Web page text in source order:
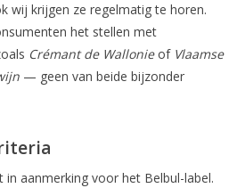
wij krijgen ze regelmatig te horen.
het stellen met
Crémant de Wallonieof Vlaamse
— geen van beide bijzonder
aanmerking voor het Belbul-label.